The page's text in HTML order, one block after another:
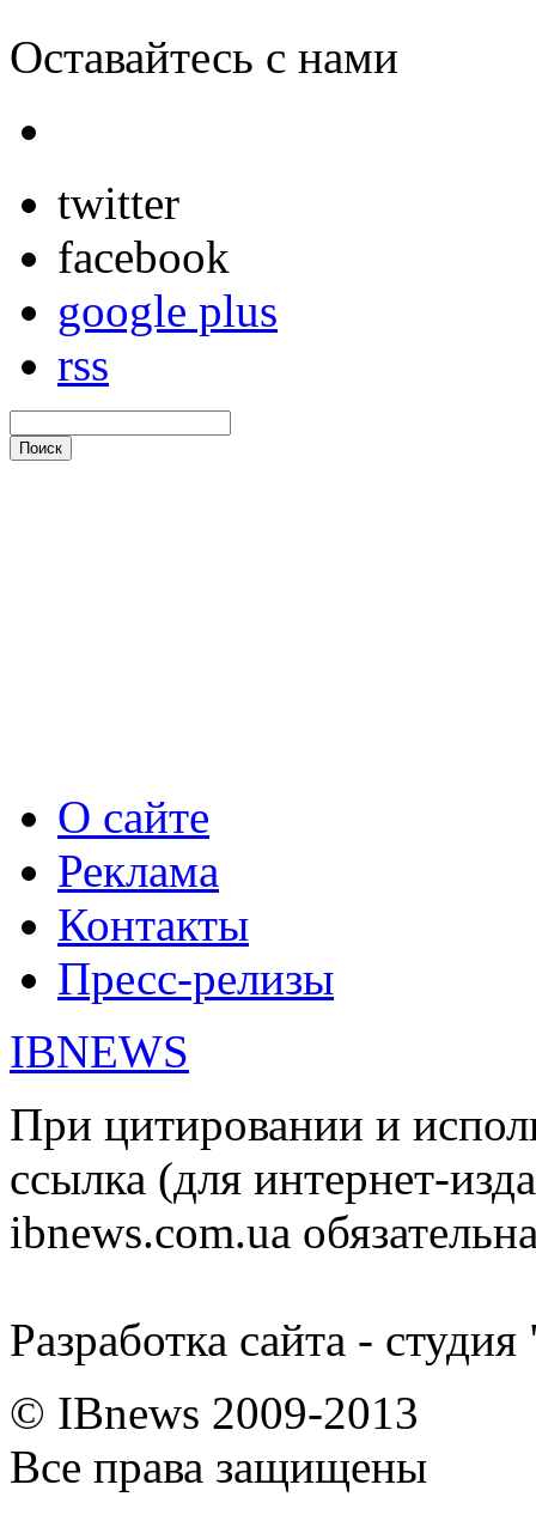
Оставайтесь с нами
twitter
facebook
google plus
rss
О сайте
Реклама
Контакты
Пресс-релизы
IBNEWS
При цитировании и
ссылка (для интернет-
ibnews.com.ua
Разработка сайта -
© IBnews 2009-2013
Все права защищены